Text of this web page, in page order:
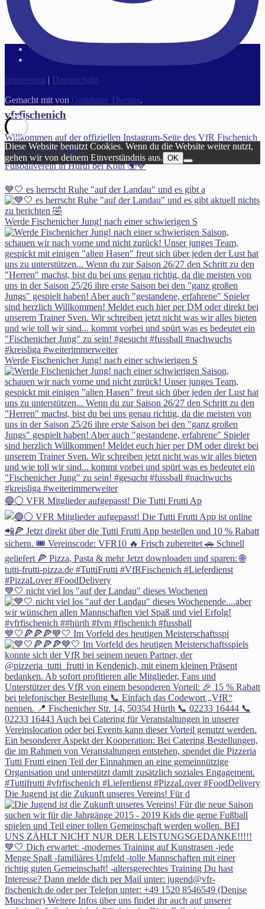
vfrfischenich
Willkommen auf der offiziellen Instagram-Seite des VfR Fischenich
1930 e.V #VFR 🔵⚪️
Fußballverein in Hürth bei Köln 🌍💙
💙🤍 es herrscht Ruhe "auf der Landau" und es gibt a
Werde Fischenicher Jung! nach einer schwierigen S
Werde Fischenicher Jung! nach einer schwierigen S
🔵⚪ VFR Mitglieder aufgepasst! Die Tutti Frutti Ap
💙🤍 nicht viel los "auf der Landau" dieses Wochenen
💙🤍🍕🍕🍕💙🤍 Im Vorfeld des heutigen Meisterschaftsspi
Die Jugend ist die Zukunft unseres Vereins! Für d
Impressum | Datenschutz
Gemacht mit von Graphene Themes.
Diese Website benutzt Cookies. Wenn du die Website weiter nutzt,
gehen wir von deinem Einverständnis aus. OK